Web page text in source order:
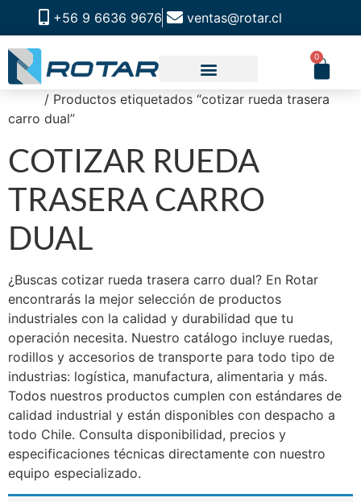
+56 9 6636 9676 ventas@rotar.cl
0
/ Productos etiquetados “cotizar rueda trasera
carro dual”
COTIZAR RUEDA
TRASERA CARRO
DUAL
¿Buscas cotizar rueda trasera carro dual? En Rotar
encontrarás la mejor selección de productos
industriales con la calidad y durabilidad que tu
operación necesita. Nuestro catálogo incluye ruedas,
rodillos y accesorios de transporte para todo tipo de
industrias: logística, manufactura, alimentaria y más.
Todos nuestros productos cumplen con estándares de
calidad industrial y están disponibles con despacho a
todo Chile. Consulta disponibilidad, precios y
especificaciones técnicas directamente con nuestro
equipo especializado.